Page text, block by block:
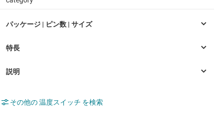
その他の 温度スイッチ を検索